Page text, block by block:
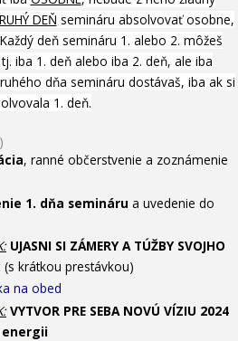
DEŇ semináru absolvovať osobne,
deň semináru 1. alebo 2. môžeš
iba 1. deň alebo iba 2. deň, ale iba
dňa semináru dostávaš, iba ak si
1. deň.
, ranné občerstvenie a zoznámenie
1. dňa semináru a uvedenie do
UJASNI SI ZÁMERY A TÚŽBY SVOJHO
(s krátkou prestávkou)
na obed
VYTVOR PRE SEBA NOVÚ VÍZIU 2024